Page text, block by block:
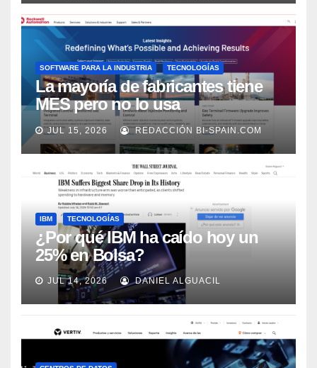
SOFTWARE PARA LA INDUSTRIA TECNOLOGÍAS
La mayoría de fabricantes tiene
MES pero no lo usa
adecuadamente, según Rockwell
Automation
JUL 15, 2026 REDACCIÓN BI-SPAIN.COM
IBM TECNOLOGÍAS
¿Por qué IBM ha caído hoy un
25% en Bolsa?
JUL 14, 2026 DANIEL ALGUACIL